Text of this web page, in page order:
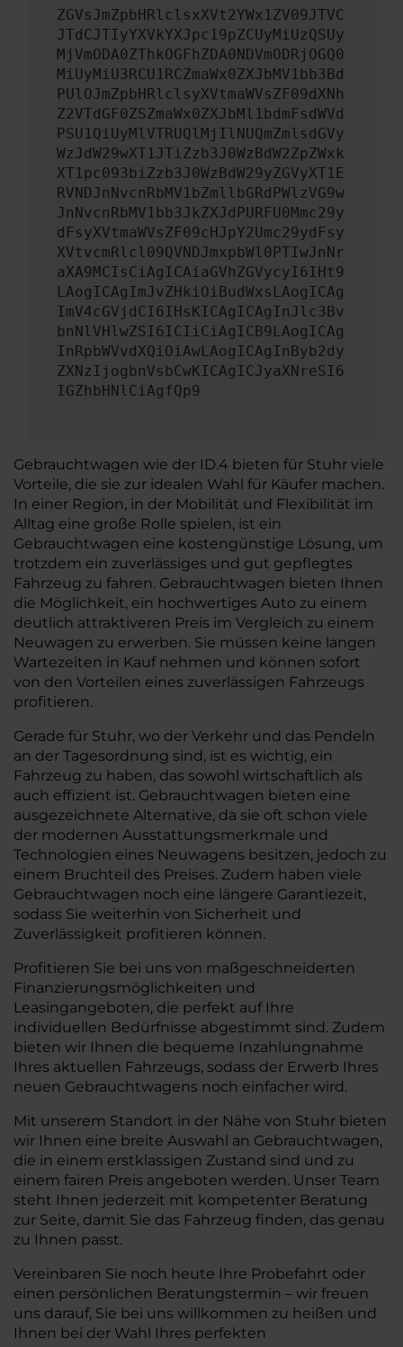
ZGVsJmZpbHRlclsxXVt2YWx1ZV09JTVC
JTdCJTIyYXVkYXJpc19pZCUyMiUzQSUy
MjVmODA0ZThkOGFhZDA0NDVmODRjOGQ0
MiUyMiU3RCU1RCZmaWx0ZXJbMV1bb3Bd
PUlOJmZpbHRlclsyXVtmaWVsZF09dXNh
Z2VTdGF0ZSZmaWx0ZXJbMl1bdmFsdWVd
PSU1QiUyMlVTRUQlMjIlNUQmZmlsdGVy
WzJdW29wXT1JTiZzb3J0WzBdW2ZpZWxk
XT1pc093biZzb3J0WzBdW29yZGVyXT1E
RVNDJnNvcnRbMV1bZmllbGRdPWlzVG9w
JnNvcnRbMV1bb3JkZXJdPURFU0Mmc29y
dFsyXVtmaWVsZF09cHJpY2Umc29ydFsy
XVtvcmRlcl09QVNDJmxpbWl0PTIwJnNr
aXA9MCIsCiAgICAiaGVhZGVycyI6IHt9
LAogICAgImJvZHkiOiBudWxsLAogICAg
ImV4cGVjdCI6IHsKICAgICAgInJlc3Bv
bnNlVHlwZSI6ICIiCiAgICB9LAogICAg
InRpbWVvdXQiOiAwLAogICAgInByb2dy
ZXNzIjogbnVsbCwKICAgICJyaXNreSI6
IGZhbHNlCiAgfQp9
Gebrauchtwagen wie der ID.4 bieten für Stuhr viele
Vorteile, die sie zur idealen Wahl für Käufer machen.
In einer Region, in der Mobilität und Flexibilität im
Alltag eine große Rolle spielen, ist ein
Gebrauchtwagen eine kostengünstige Lösung, um
trotzdem ein zuverlässiges und gut gepflegtes
Fahrzeug zu fahren. Gebrauchtwagen bieten Ihnen
die Möglichkeit, ein hochwertiges Auto zu einem
deutlich attraktiveren Preis im Vergleich zu einem
Neuwagen zu erwerben. Sie müssen keine langen
Wartezeiten in Kauf nehmen und können sofort
von den Vorteilen eines zuverlässigen Fahrzeugs
profitieren.
Gerade für Stuhr, wo der Verkehr und das Pendeln
an der Tagesordnung sind, ist es wichtig, ein
Fahrzeug zu haben, das sowohl wirtschaftlich als
auch effizient ist. Gebrauchtwagen bieten eine
ausgezeichnete Alternative, da sie oft schon viele
der modernen Ausstattungsmerkmale und
Technologien eines Neuwagens besitzen, jedoch zu
einem Bruchteil des Preises. Zudem haben viele
Gebrauchtwagen noch eine längere Garantiezeit,
sodass Sie weiterhin von Sicherheit und
Zuverlässigkeit profitieren können.
Profitieren Sie bei uns von maßgeschneiderten
Finanzierungsmöglichkeiten und
Leasingangeboten, die perfekt auf Ihre
individuellen Bedürfnisse abgestimmt sind. Zudem
bieten wir Ihnen die bequeme Inzahlungnahme
Ihres aktuellen Fahrzeugs, sodass der Erwerb Ihres
neuen Gebrauchtwagens noch einfacher wird.
Mit unserem Standort in der Nähe von Stuhr bieten
wir Ihnen eine breite Auswahl an Gebrauchtwagen,
die in einem erstklassigen Zustand sind und zu
einem fairen Preis angeboten werden. Unser Team
steht Ihnen jederzeit mit kompetenter Beratung
zur Seite, damit Sie das Fahrzeug finden, das genau
zu Ihnen passt.
Vereinbaren Sie noch heute Ihre Probefahrt oder
einen persönlichen Beratungstermin – wir freuen
uns darauf, Sie bei uns willkommen zu heißen und
Ihnen bei der Wahl Ihres perfekten